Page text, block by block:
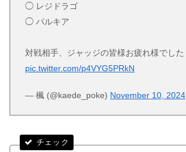
◯ レジドラゴ
◯ パルキア
対戦相手、ジャッジの皆様お疲れ様でした
pic.twitter.com/p4VYG5PRkN
— 楓 (@kaede_poke) November 10, 2024